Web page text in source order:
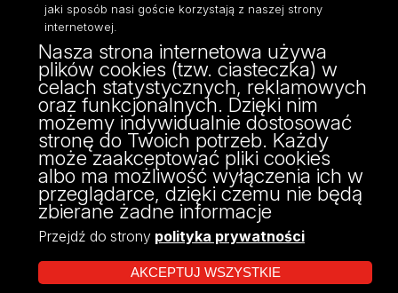
Eksperci UŁ
Polityka Prywatności
Dostępność
jaki sposób nasi goście korzystają z naszej strony
internetowej.
Nasza strona internetowa używa
plików cookies (tzw. ciasteczka) w
celach statystycznych, reklamowych
oraz funkcjonalnych. Dzięki nim
możemy indywidualnie dostosować
stronę do Twoich potrzeb. Każdy
może zaakceptować pliki cookies
albo ma możliwość wyłączenia ich w
przeglądarce, dzięki czemu nie będą
zbierane żadne informacje
Przejdź do strony polityka prywatności
AKCEPTUJ WSZYSTKIE